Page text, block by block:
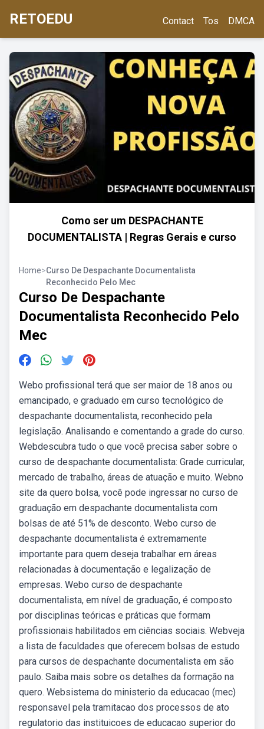
RETOEDU Contact Tos DMCA
Como ser um DESPACHANTE
DOCUMENTALISTA | Regras Gerais e curso
Home>Curso De Despachante Documentalista
Reconhecido Pelo Mec
Curso De Despachante
Documentalista Reconhecido Pelo
Mec
Webo profissional terá que ser maior de 18 anos ou
emancipado, e graduado em curso tecnológico de
despachante documentalista, reconhecido pela
legislação. Analisando e comentando a grade do curso.
Webdescubra tudo o que você precisa saber sobre o
curso de despachante documentalista: Grade curricular,
mercado de trabalho, áreas de atuação e muito. Webno
site da quero bolsa, você pode ingressar no curso de
graduação em despachante documentalista com
bolsas de até 51% de desconto. Webo curso de
despachante documentalista é extremamente
importante para quem deseja trabalhar em áreas
relacionadas à documentação e legalização de
empresas. Webo curso de despachante
documentalista, em nível de graduação, é composto
por disciplinas teóricas e práticas que formam
profissionais habilitados em ciências sociais. Webveja
a lista de faculdades que oferecem bolsas de estudo
para cursos de despachante documentalista em são
paulo. Saiba mais sobre os detalhes da formação na
quero. Websistema do ministerio da educacao (mec)
responsavel pela tramitacao dos processos de ato
regulatorio das instituicoes de educacao superior do